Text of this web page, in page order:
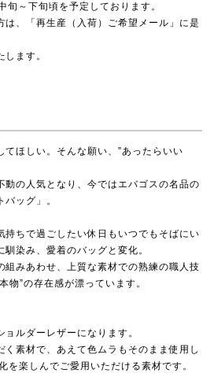
旬～下旬頃を予定しております。
は、「再生産（入荷）ご希望メール」に是
ます。
てほしい。そんな願い、”あったらいい
動の人気となり、今ではエバゴスの名品の
ッグ」。
持ちで過ごしたい休日もいつでもそばにい
染み、愛着のバッグと変化。
組みあわせ、上質な素材での熟練の職人技
物”の存在感が漂っています。
ルダーレザーになります。
く素材で、あえて色ムラもそのまま使用し
を楽しんでご愛用いただける素材です。